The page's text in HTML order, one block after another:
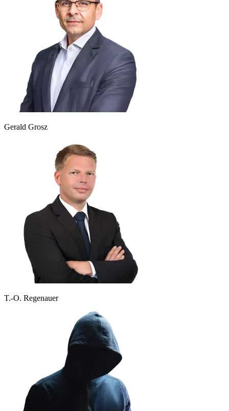
Gerald Grosz
T.-O. Regenauer